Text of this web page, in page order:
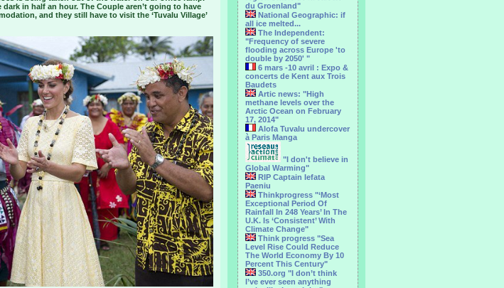
du Groenland"
National Geographic: if
all ice melted...
The Independent:
"Frequency of severe
flooding across Europe 'to
double by 2050' "
6 mars -10 avril : Expo &
concerts de Kent aux Trois
Baudets
Artic news: "High
methane levels over the
Arctic Ocean on February
17, 2014"
Alofa Tuvalu undercover
à Paris Manga
"I don't believe in
Global Warming"
RIP Captain Iefata
Paeniu
Thinkprogress "‘Most
Exceptional Period Of
Rainfall In 248 Years’ In The
U.K. Is ‘Consistent’ With
Climate Change"
Think progress "Sea
Level Rise Could Reduce
The World Economy By 10
Percent This Century"
350.org "I don’t think
I’ve ever seen anything
in half an hour. The Couple aren’t going to have
and they still have to visit the ‘Tuvalu Village’